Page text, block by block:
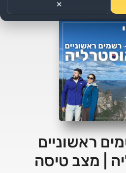
ראשוניים
| מצב טיסה
✕